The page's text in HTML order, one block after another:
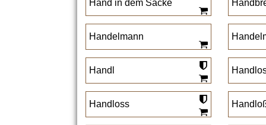
Hand in dem Sacke
Handelmann
Handl
Handloss